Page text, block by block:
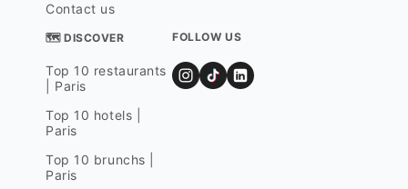
Contact us
🗺 DISCOVER
Top 10 restaurants
| Paris
Top 10 hotels |
Paris
Top 10 brunchs |
Paris
FOLLOW US